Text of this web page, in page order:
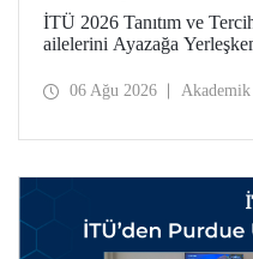
İTÜ 2026 Tanıtım ve
ailelerini Ayazağa
ilgili fakülte ve birimler
06 Ağu 2026 Akademik